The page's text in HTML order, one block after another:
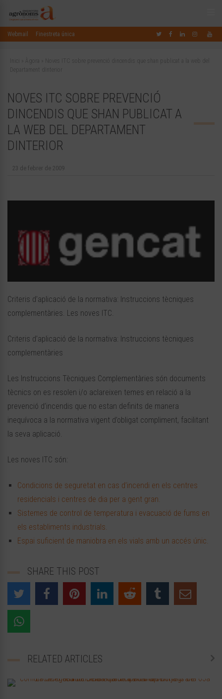
Webmail Finestreta única
Inici Àgora
Noves ITC sobre prevenció dincendis que shan publicat a la web del
Departament dInterior
NOVES ITC SOBRE PREVENCIÓ
DINCENDIS QUE SHAN PUBLICAT A
LA WEB DEL DEPARTAMENT
DINTERIOR
23 de febrer de 2009
Criteris d’aplicació de la normativa: Instruccions tècniques
complementàries. Les noves ITC.
Criteris d’aplicació de la normativa: Instruccions tècniques
complementàries
Les Instruccions Tècniques Complementàries són documents
tècnics on es resolen i/o aclareixen temes en relació a la
prevenció d’incendis que no estan definits de manera
inequívoca a la normativa vigent d’obligat compliment, facilitant
la seva aplicació.
Les noves ITC són:
Condicions de seguretat en cas d’incendi en els centres
residencials i centres de dia per a gent gran.
Sistemes de control de temperatura i evacuació de fums en
els establiments industrials.
Espai suficient de maniobra en els vials amb un accés únic.
SHARE THIS POST
RELATED ARTICLES